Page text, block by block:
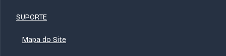
SUPORTE
Mapa do Site